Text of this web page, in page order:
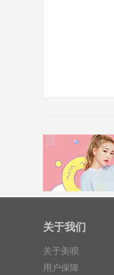
关于我们
关于美呗
用户保障